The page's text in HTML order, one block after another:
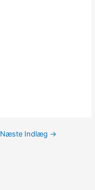
Næste Indlæg →